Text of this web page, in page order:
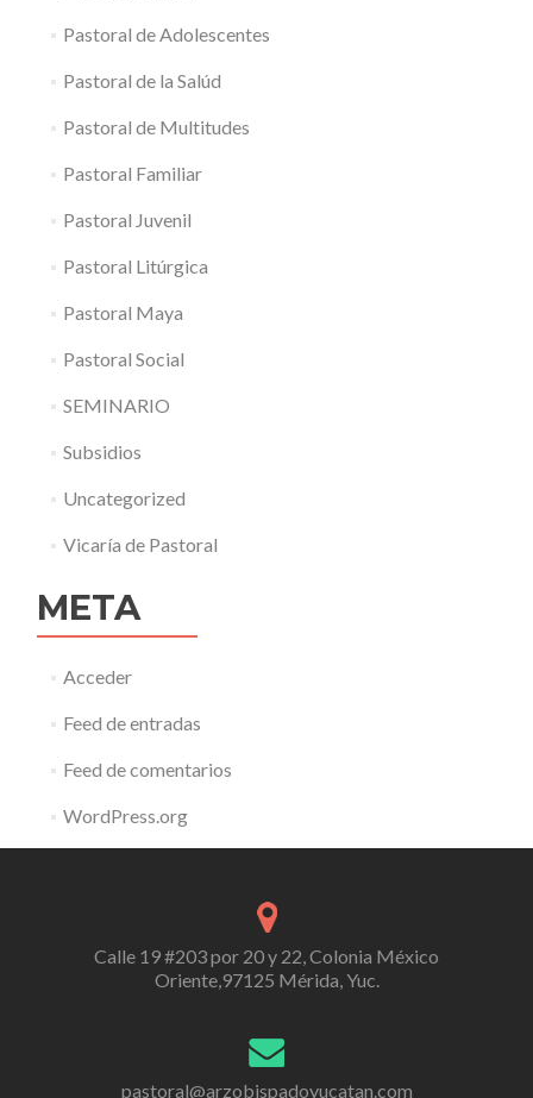
Pastoral de Adolescentes
Pastoral de la Salúd
Pastoral de Multitudes
Pastoral Familiar
Pastoral Juvenil
Pastoral Litúrgica
Pastoral Maya
Pastoral Social
SEMINARIO
Subsidios
Uncategorized
Vicaría de Pastoral
META
Acceder
Feed de entradas
Feed de comentarios
WordPress.org
Calle 19 #203 por 20 y 22, Colonia México
Oriente,97125 Mérida, Yuc.
pastoral@arzobispadoyucatan.com